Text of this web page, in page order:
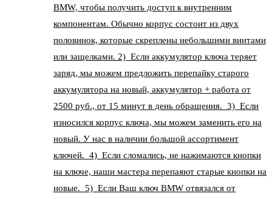
BMW, чтобы получить доступ к внутренним
компонентам. Обычно корпус состоит из двух
половинок, которые скреплены небольшими винтами
или защелками. 2) Если аккумулятор ключа теряет
заряд, мы можем предложить перепайку старого
аккумулятора на новый, аккумулятор + работа от
2500 руб., от 15 минут в день обращения. 3) Если
износился корпус ключа, мы можем заменить его на
новый. У нас в наличии большой ассортимент
ключей. 4) Если сломались, не нажимаются кнопки
на ключе, наши мастера перепаяют старые кнопки на
новые. 5) Если Ваш ключ BMW отвязался от